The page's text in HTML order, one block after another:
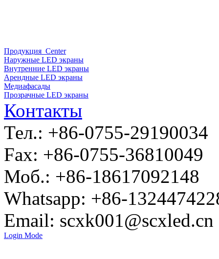
Продукция Center
Наружные LED экраны
Внутренние LED экраны
Арендные LED экраны
Медиафасады
Прозрачные LED экраны
Контакты
Тел.: +86-0755-29190034
Fax: +86-0755-36810049
Моб.: +86-18617092148
Whatsapp: +86-
Email: scxk001@scxled.cn
Login Mode